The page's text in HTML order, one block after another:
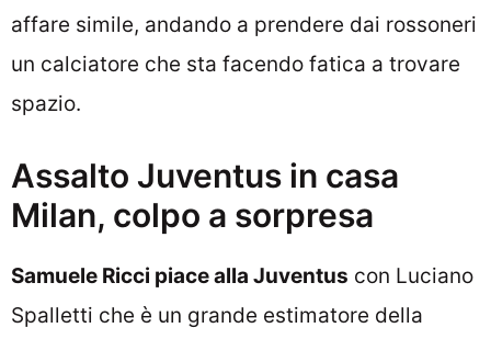
affare simile, andando a prendere dai rossoneri
un calciatore che sta facendo fatica a trovare
spazio.
Assalto Juventus in casa
Milan, colpo a sorpresa
Samuele Ricci piace alla Juventus con Luciano
Spalletti che è un grande estimatore della